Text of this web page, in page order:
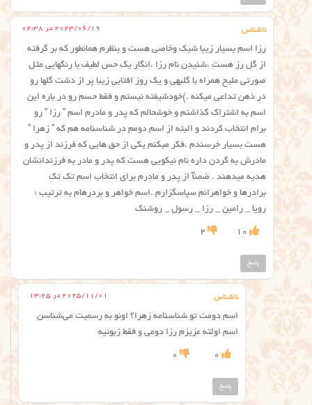
ناشناس 2023/06/19 در 02:38
رزا اسم بسیار زیبا شیک وخاصی هست و بنظرم همانطور که بر گرفته
از گل رز هست ،شنیدن نام رزا ،انگار یک حس لطیف با رنگهایی مثل
صورتی ملیح همراه با گلبهی و یک روز افتابی زیبا پر از دشت گلها رو
در ذهن تداعی میکنه .)خودشیفته نیستم و فقط حسم رو در باره این
اسم به اشتراک گذاشتم و خوشحالم که پدر و مادرم اسم ” رزا ” رو
برام انتخاب کردند و البته از اسم دومم در شناسنامه هم که ” زهرا ”
هست بسیار خرسندم .فکر میکنم یکی از حق هایی که فرزند از پدر و
مادرش به گردن داره نام نیکویی هست که پدر و مادر به فرزندانشان
هدیه میدهند . ضمنآ از پدر و مادرم برای انتخاب اسم تک تک
برادرها و خواهرانم سپاسگزارم .اسم خواهر و بردرهام به ترتیب :
رویا _ رامین _ رزا _ رسول _ روشنک
10
2
پاسخ
ناشناس 2025/11/01 در 13:25
اسم دومت تو شناسنامه زهرا؟ اونو به رسمیت می‌شناسن
اسم اولته عزیزم رزا دومی و فقط زبونیه
0
0
پاسخ